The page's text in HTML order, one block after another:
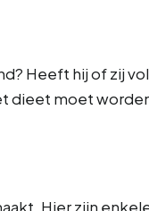
Heeft hij of zij
dieet moet
Hier zijn